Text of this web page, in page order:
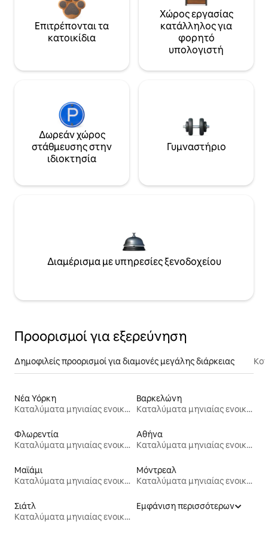
Επιτρέπονται τα
κατοικίδια
Χώρος εργασίας
κατάλληλος για
φορητό
υπολογιστή
Δωρεάν χώρος
στάθμευσης στην
ιδιοκτησία
Γυμναστήριο
Διαμέρισμα με υπηρεσίες ξενοδοχείου
Προορισμοί για εξερεύνηση
Δημοφιλείς προορισμοί για διαμονές μεγάλης διάρκειας
Νέα Υόρκη
Καταλύματα μηνιαίας ενοικίασης
Βαρκελώνη
Καταλύματα μηνιαίας ενοικίασης
Φλωρεντία
Καταλύματα μηνιαίας ενοικίασης
Αθήνα
Καταλύματα μηνιαίας ενοικίασης
Μαϊάμι
Καταλύματα μηνιαίας ενοικίασης
Μόντρεαλ
Καταλύματα μηνιαίας ενοικίασης
Σιάτλ
Καταλύματα μηνιαίας ενοικίασης
Εμφάνιση περισσότερων